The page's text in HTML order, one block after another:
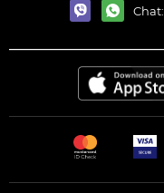
Chat: